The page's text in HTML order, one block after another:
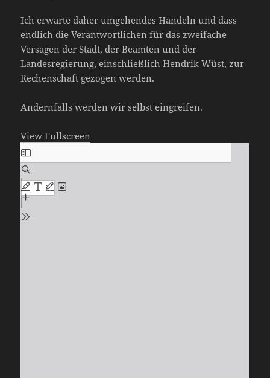
Ich erwarte daher umgehendes Handeln und dass
endlich die Verantwortlichen für das zweifache
Versagen der Stadt, der Beamten und der
Landesregierung, einschließlich Hendrik Wüst, zur
Rechenschaft gezogen werden.
Andernfalls werden wir selbst eingreifen.
View Fullscreen
Zum
PDF-
Inhalt
springen